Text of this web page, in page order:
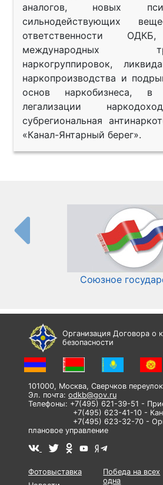
аналогов, новых
сильнодействующих
ответственности ОДКБ,
международных
наркогруппировок,
наркопроизводства и
основ наркобизнеса, в
легализации
субрегиональная
«Канал-Янтарный берег».
Союзное
Организация Договора о
безопасности
101000, Москва, Сверчков
Эл. почта: odkb@gov.ru
Телефоны: +7(495) 621-39-51 -
+7(495) 623-41-10 -
+7(495) 623-32-70 -
плановое управление
Фотовыставка
Победа на всех
одна